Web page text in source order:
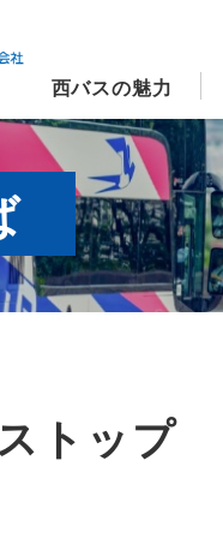
西バスの魅力
トップ